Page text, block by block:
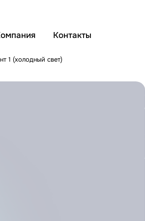
Контакты
1 (холодный свет)